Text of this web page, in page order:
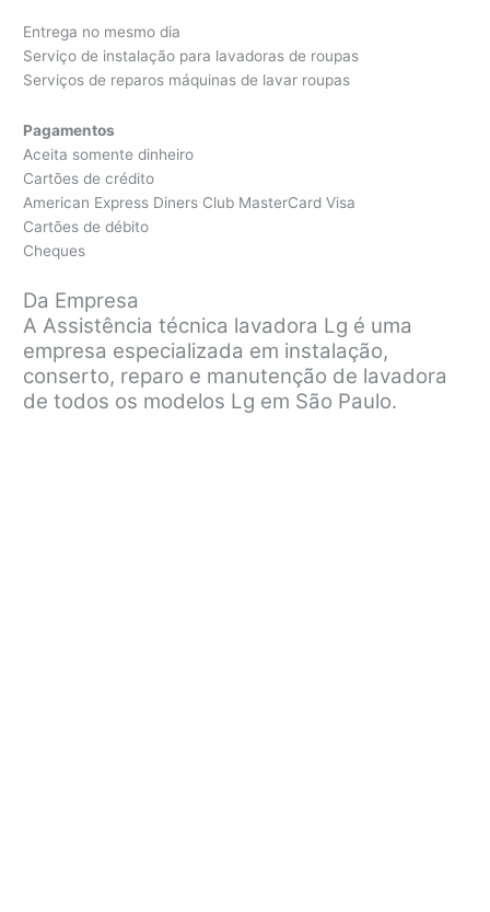
Entrega no mesmo dia
Serviço de instalação para lavadoras de roupas
Serviços de reparos máquinas de lavar roupas
Pagamentos
Aceita somente dinheiro
Cartões de crédito
American Express Diners Club MasterCard Visa
Cartões de débito
Cheques
Da Empresa
A Assistência técnica lavadora Lg é uma
empresa especializada em instalação,
conserto, reparo e manutenção de lavadora
de todos os modelos Lg em São Paulo.